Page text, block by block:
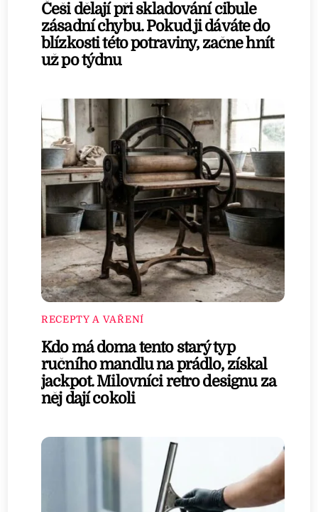
Češi dělají při skladování cibule
zásadní chybu. Pokud ji dáváte do
blízkosti této potraviny, začne hnít
už po týdnu
RECEPTY A VAŘENÍ
Kdo má doma tento starý typ
ručního mandlu na prádlo, získal
jackpot. Milovníci retro designu za
něj dají cokoli